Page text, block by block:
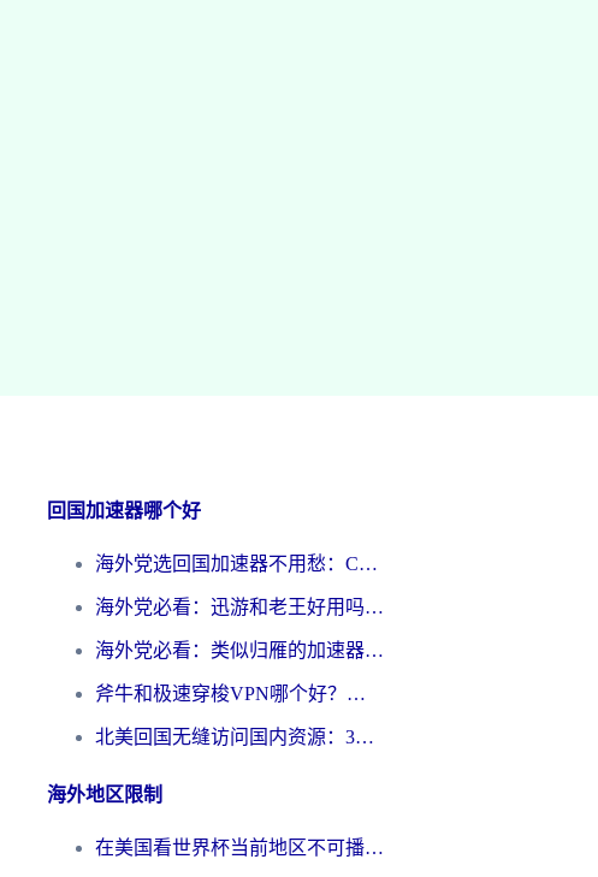
回国加速器哪个好
海外党选回国加速器不用愁：ChickCN和洞见哪个好？一篇搞定所有疑问
海外党必看：迅游和老王好用吗？3分钟选对加速国内网络的加速器
海外党必看：类似归雁的加速器怎么选？一篇搞定无缝访问国内资源
斧牛和极速穿梭VPN哪个好？海外党选回国加速器必看的真实对比与避坑指南
北美回国无缝访问国内资源：3年海外党亲测的加速器选择指南
海外地区限制
在美国看世界杯当前地区不可播放？海外党体育观赛终极指南来了！